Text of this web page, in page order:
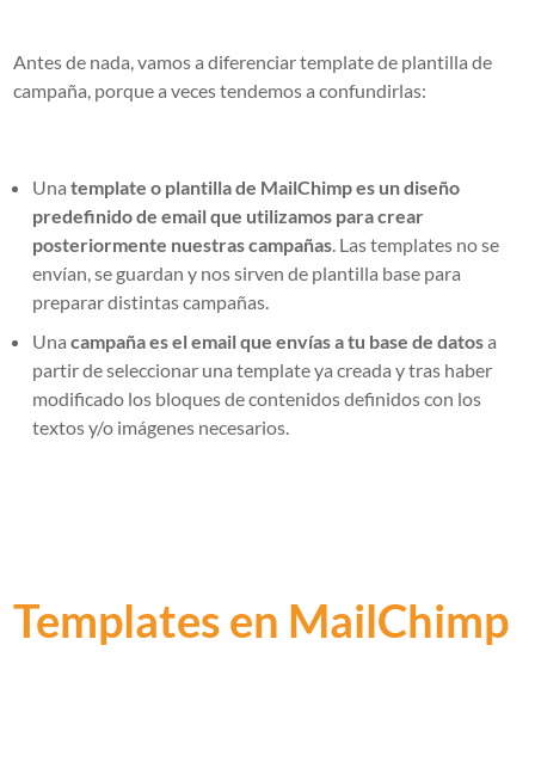
Antes de nada, vamos a diferenciar template de plantilla de
campaña, porque a veces tendemos a confundirlas:
Unatemplate o plantilla de MailChimp es un diseño
predefinido de email que utilizamos para crear
posteriormente nuestras campañas. Las templates no se
envían, se guardan y nos sirven de plantilla base para
preparar distintas campañas.
Unacampaña es el email que envías a tu base de datosa
partir de seleccionar una template ya creada y tras haber
modificado los bloques de contenidos definidos con los
textos y/o imágenes necesarios.
Templates en MailChimp